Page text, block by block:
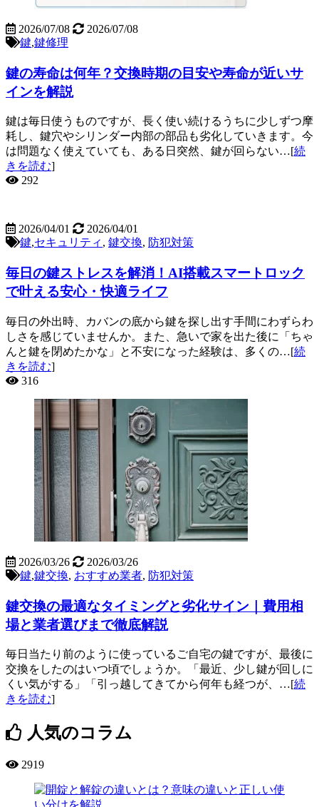
2026/07/08
2026/07/08
鍵,鍵修理
鍵の寿命は何年？交換時期の目安や寿命が近いサ
インを解説
鍵は毎日使うものですが、長く使い続けるうちに少しずつ摩
耗し、鍵穴やシリンダー内部の部品も劣化していきます。今
は問題なく使えていても、ある日突然、鍵が回らない…[続
きを読む]
292
2026/04/01
2026/04/01
鍵,セキュリティ , 鍵交換, 防犯対策
毎日の鍵ストレスを解消！AI搭載スマートロック
で叶える安心・快適ライフ
毎日の外出時、カバンの底から鍵を探し出す手間にわずらわ
しさを感じていませんか。また、急いで家を出た後に「ちゃ
んと鍵を閉めたかな」と不安になった経験は、多くの…[続
きを読む]
316
2026/03/26
2026/03/26
鍵,鍵交換, おすすめ業者, 防犯対策
鍵交換の最適なタイミングと劣化サイン｜費用相
場と業者選びまで徹底解説
毎日当たり前のように使っているご自宅の鍵ですが、最後に
交換をしたのはいつ頃でしょうか。「最近、少し鍵が回しに
くい気がする」「引っ越してきてから何年も経つが、…[続
きを読む]
人気のコラム
2919